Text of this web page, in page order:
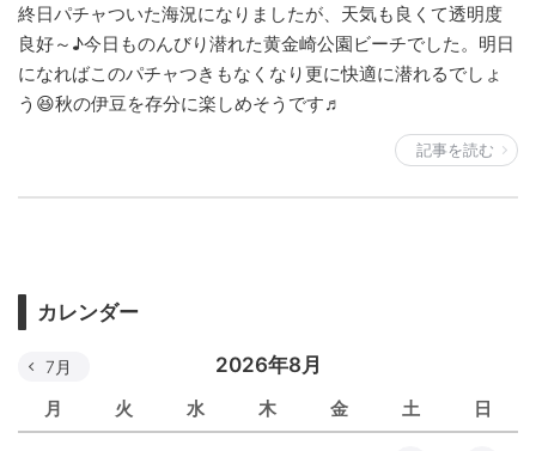
終日パチャついた海況になりましたが、天気も良くて透明度
良好～♪今日ものんびり潜れた黄金崎公園ビーチでした。明日
になればこのパチャつきもなくなり更に快適に潜れるでしょ
う😆秋の伊豆を存分に楽しめそうです♬
記事を読む
カレンダー
2026年8月
月 火 水 木 金 土 日
7月